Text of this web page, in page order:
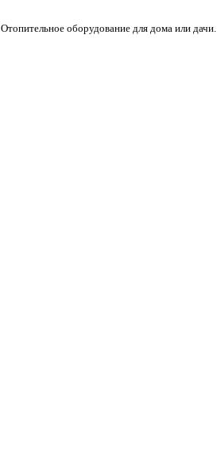
Отопительное оборудование для дома или дачи.